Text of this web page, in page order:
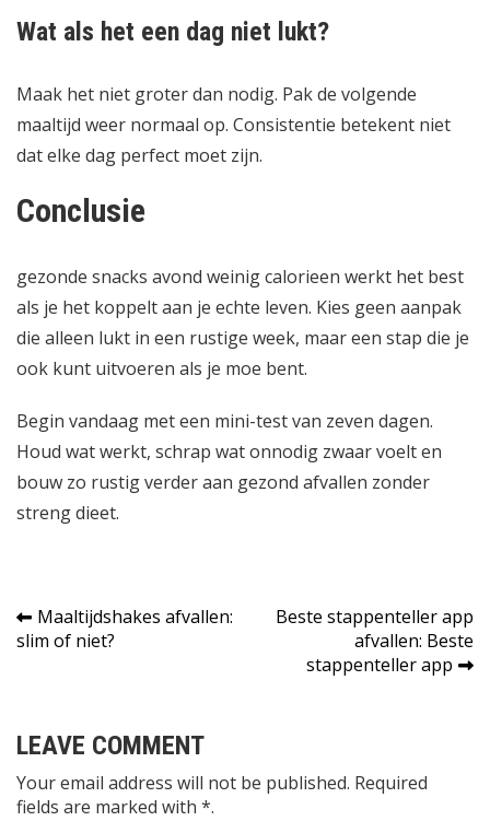
Wat als het een dag niet lukt?
Maak het niet groter dan nodig. Pak de volgende
maaltijd weer normaal op. Consistentie betekent niet
dat elke dag perfect moet zijn.
Conclusie
gezonde snacks avond weinig calorieen werkt het best
als je het koppelt aan je echte leven. Kies geen aanpak
die alleen lukt in een rustige week, maar een stap die je
ook kunt uitvoeren als je moe bent.
Begin vandaag met een mini-test van zeven dagen.
Houd wat werkt, schrap wat onnodig zwaar voelt en
bouw zo rustig verder aan gezond afvallen zonder
streng dieet.
Bericht
navigatie
Maaltijdshakes afvallen:
slim of niet?
Beste stappenteller app
afvallen: Beste
stappenteller app
LEAVE COMMENT
Your email address will not be published. Required
fields are marked with *.